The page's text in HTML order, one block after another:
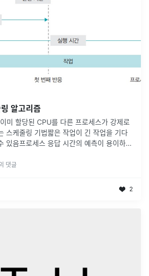
알고리즘
미 할당된 CPU를 다른 프로세스가 강제로
스케줄링 기법짧은 작업이 긴 작업을 기다
있음프로세스 응답 시간의 예측이 용이하
댓글
2